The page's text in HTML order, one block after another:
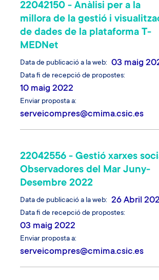
22042150 - Anàlisi per a la
millora de la gestió i
de dades de la plataforma T-
MEDNet
Data de publicació a la web 03 maig
Data fi de recepció de propostes
10 maig 2022
Enviar proposta a
serveicompres@cmima.csic.es
22042556 - Gestió xarxes
Observadores del Mar Juny-
Desembre 2022
Data de publicació a la web 26 Abril
Data fi de recepció de propostes
03 maig 2022
Enviar proposta a
serveicompres@cmima.csic.es